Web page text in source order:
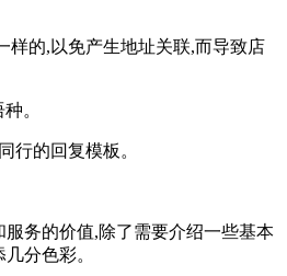
样的,以免产生地址关联,而导致店
。
行的回复模板。
务的价值,除了需要介绍一些基本
分色彩。